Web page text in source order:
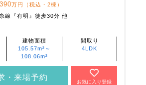
万円（税込・2棟）
線『有明』徒歩30分 他
建物面積
105.57m²～
108.06m²
間取り
4LDK
・来場予約
お気に入り登録